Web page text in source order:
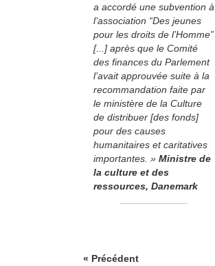
a accordé une subvention à
l’association “Des jeunes
pour les droits de l’Homme”
[...] après que le Comité
des finances du Parlement
l’avait approuvée suite à la
recommandation faite par
le ministère de la Culture
de distribuer [des fonds]
pour des causes
humanitaires et caritatives
importantes. » Ministre de
la culture et des
ressources, Danemark
« Précédent